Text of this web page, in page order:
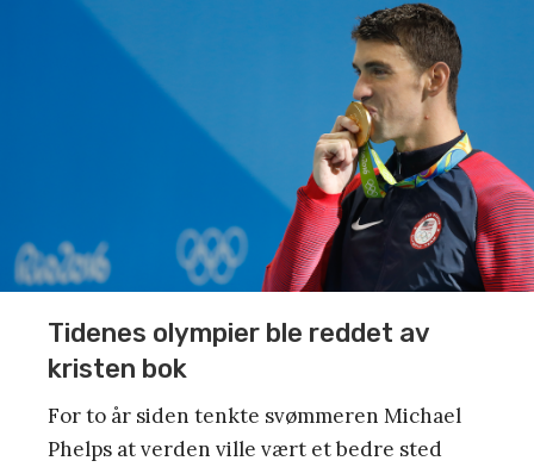
Tidenes olympier ble reddet av
kristen bok
For to år siden tenkte svømmeren Michael
Phelps at verden ville vært et bedre sted